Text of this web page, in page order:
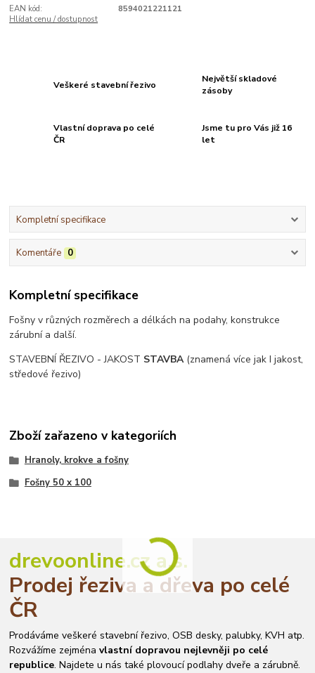
EAN kód:
8594021221121
Hlídat cenu / dostupnost
Veškeré stavební řezivo
Největší skladové
zásoby
Vlastní doprava po celé
ČR
Jsme tu pro Vás již 16
let
Kompletní specifikace
Komentáře 0
Kompletní specifikace
Fošny v různých rozměrech a délkách na podahy, konstrukce
zárubní a další.
STAVEBNÍ ŘEZIVO - JAKOST STAVBA (znamená více jak I jakost,
středové řezivo)
Zboží zařazeno v kategoriích
Hranoly, krokve a fošny
Fošny 50 x 100
drevoonline.cz a.s.
Prodej řeziva a dřeva po celé
ČR
Prodáváme veškeré stavební řezivo, OSB desky, palubky, KVH atp.
Rozvážíme zejménavlastní dopravou nejlevněji po celé
republice. Najdete u nás také plovoucí podlahy dveře a zárubně.